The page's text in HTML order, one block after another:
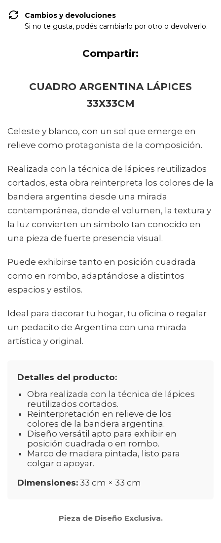
Cambios y devoluciones
Si no te gusta, podés cambiarlo por otro o devolverlo.
Compartir:
CUADRO ARGENTINA LÁPICES
33X33CM
Celeste y blanco, con un sol que emerge en
relieve como protagonista de la composición.
Realizada con la técnica de lápices reutilizados
cortados, esta obra reinterpreta los colores de la
bandera argentina desde una mirada
contemporánea, donde el volumen, la textura y
la luz convierten un símbolo tan conocido en
una pieza de fuerte presencia visual.
Puede exhibirse tanto en posición cuadrada
como en rombo, adaptándose a distintos
espacios y estilos.
Ideal para decorar tu hogar, tu oficina o regalar
un pedacito de Argentina con una mirada
artística y original.
Detalles del producto:
Obra realizada con la técnica de lápices
reutilizados cortados.
Reinterpretación en relieve de los
colores de la bandera argentina.
Diseño versátil apto para exhibir en
posición cuadrada o en rombo.
Marco de madera pintada, listo para
colgar o apoyar.
Dimensiones: 33 cm × 33 cm
Pieza de Diseño Exclusiva.